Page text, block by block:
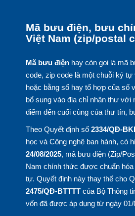
Mã bưu điện, bưu
Việt Nam (zip/postal
Mã bưu điệnhay còn gọi là mã
code, zip code là một chuỗi ký tự
hoặc bằng số hay tổ hợp của số
bổ sung vào địa chỉ nhận thư với
điểm đến cuối cùng của thư tín,
Theo Quyết định số 2334/QĐ-
học và Công nghệ ban hành, có
24/08/2025, mã bưu điện (Zip/
Nam chính thức được chuẩn
tự. Quyết định này thay thế cho
2475/QĐ-BTTTTcủa Bộ Thông
vốn đã được áp dụng từ ngày 01/